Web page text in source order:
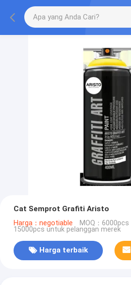
Cat Semprot Grafiti Aristo
Harga：negotiable MOQ：
15000pcs untuk pelanggan merek
Harga terbaik